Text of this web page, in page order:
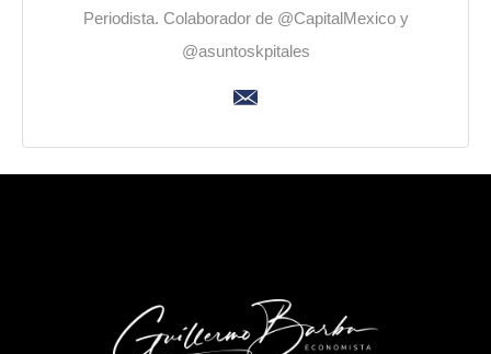
Periodista. Colaborador de @CapitalMexico y
@asuntoskpitales